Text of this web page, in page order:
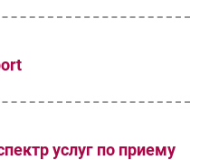
услуг по приему